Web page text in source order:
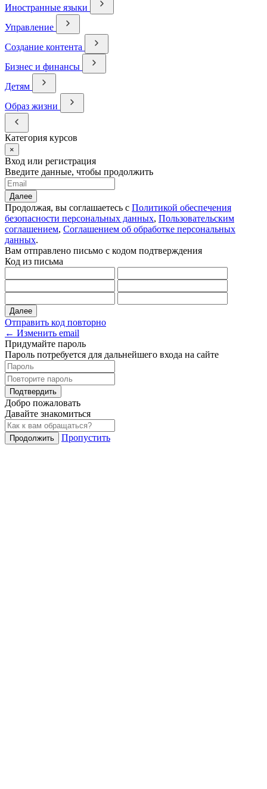
Иностранные языки
Управление
Создание контента
Бизнес и финансы
Детям
Образ жизни
Категория курсов
×
Вход или регистрация
Введите данные, чтобы продолжить
Далее
Продолжая, вы соглашаетесь с Политикой обеспечения
безопасности персональных данных, Пользовательским
соглашением, Соглашением об обработке персональных
данных.
Вам отправлено письмо с кодом подтверждения
Код из письма
Далее
Отправить код повторно
← Изменить email
Придумайте пароль
Пароль потребуется для дальнейшего входа на сайте
Подтвердить
Добро пожаловать
Давайте знакомиться
Продолжить Пропустить